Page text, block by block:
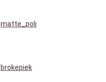
matte_poli
brokepiek